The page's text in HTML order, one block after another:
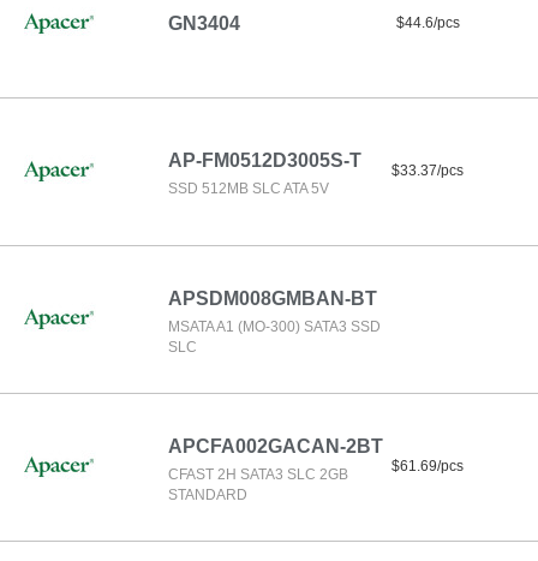
GN3404 $44.6/pcs
AP-FM0512D3005S-T
SSD 512MB SLC ATA 5V
$33.37/pcs
APSDM008GMBAN-BT
MSATA A1 (MO-300) SATA3 SSD
SLC
APCFA002GACAN-2BT
CFAST 2H SATA3 SLC 2GB
STANDARD
$61.69/pcs